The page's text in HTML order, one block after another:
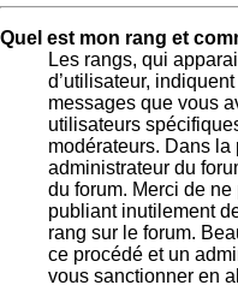
Quel est mon rang et
Les rangs, qui
d’utilisateur,
messages que vous
utilisateurs
modérateurs. Dans
administrateur du
du forum. Merci de
publiant inutilement
rang sur le forum.
ce procédé et un
vous sanctionner en